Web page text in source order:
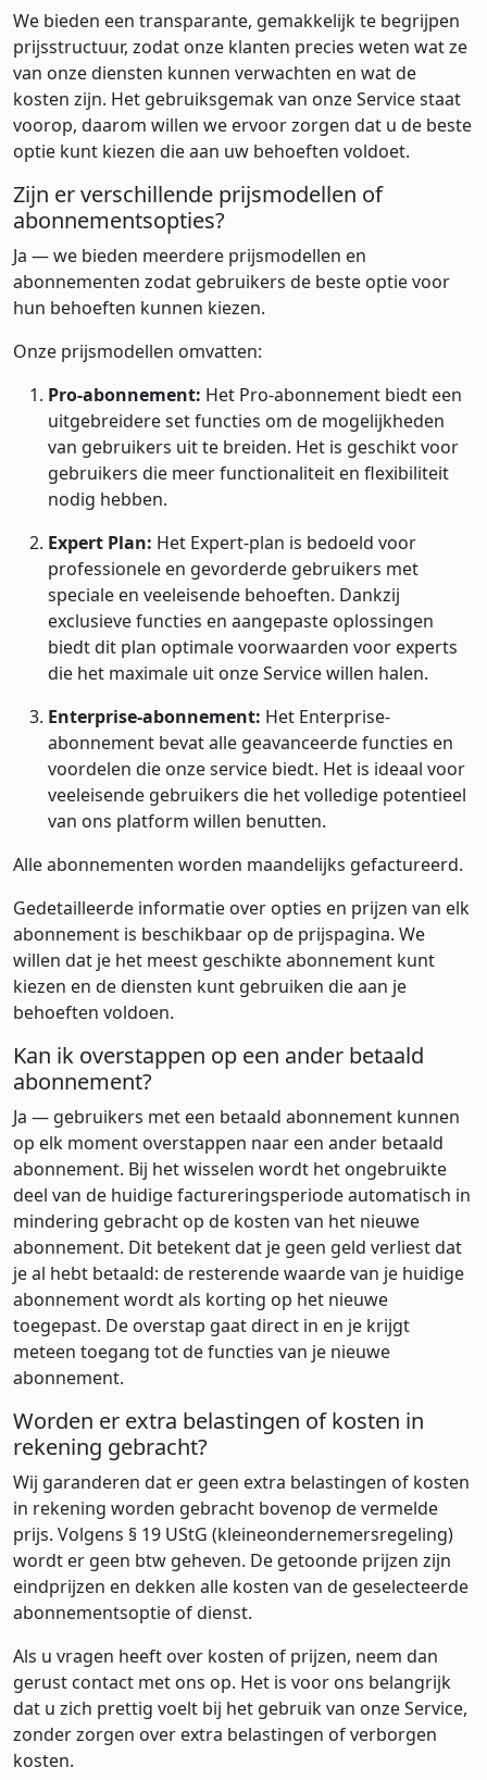
We bieden een transparante, gemakkelijk te begrijpen
prijsstructuur, zodat onze klanten precies weten wat ze
van onze diensten kunnen verwachten en wat de
kosten zijn. Het gebruiksgemak van onze Service staat
voorop, daarom willen we ervoor zorgen dat u de beste
optie kunt kiezen die aan uw behoeften voldoet.
Zijn er verschillende prijsmodellen of
abonnementsopties?
Ja — we bieden meerdere prijsmodellen en
abonnementen zodat gebruikers de beste optie voor
hun behoeften kunnen kiezen.
Onze prijsmodellen omvatten:
Pro-abonnement: Het Pro-abonnement biedt een
uitgebreidere set functies om de mogelijkheden
van gebruikers uit te breiden. Het is geschikt voor
gebruikers die meer functionaliteit en flexibiliteit
nodig hebben.
Expert Plan: Het Expert-plan is bedoeld voor
professionele en gevorderde gebruikers met
speciale en veeleisende behoeften. Dankzij
exclusieve functies en aangepaste oplossingen
biedt dit plan optimale voorwaarden voor experts
die het maximale uit onze Service willen halen.
Enterprise-abonnement: Het Enterprise-
abonnement bevat alle geavanceerde functies en
voordelen die onze service biedt. Het is ideaal voor
veeleisende gebruikers die het volledige potentieel
van ons platform willen benutten.
Alle abonnementen worden maandelijks gefactureerd.
Gedetailleerde informatie over opties en prijzen van elk
abonnement is beschikbaar op de prijspagina. We
willen dat je het meest geschikte abonnement kunt
kiezen en de diensten kunt gebruiken die aan je
behoeften voldoen.
Kan ik overstappen op een ander betaald
abonnement?
Ja — gebruikers met een betaald abonnement kunnen
op elk moment overstappen naar een ander betaald
abonnement. Bij het wisselen wordt het ongebruikte
deel van de huidige factureringsperiode automatisch in
mindering gebracht op de kosten van het nieuwe
abonnement. Dit betekent dat je geen geld verliest dat
je al hebt betaald: de resterende waarde van je huidige
abonnement wordt als korting op het nieuwe
toegepast. De overstap gaat direct in en je krijgt
meteen toegang tot de functies van je nieuwe
abonnement.
Worden er extra belastingen of kosten in
rekening gebracht?
Wij garanderen dat er geen extra belastingen of kosten
in rekening worden gebracht bovenop de vermelde
prijs. Volgens § 19 UStG (kleineondernemersregeling)
wordt er geen btw geheven. De getoonde prijzen zijn
eindprijzen en dekken alle kosten van de geselecteerde
abonnementsoptie of dienst.
Als u vragen heeft over kosten of prijzen, neem dan
gerust contact met ons op. Het is voor ons belangrijk
dat u zich prettig voelt bij het gebruik van onze Service,
zonder zorgen over extra belastingen of verborgen
kosten.